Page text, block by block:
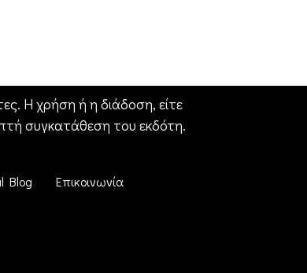
Η χρήση ή η διάδοση, είτε
συγκατάθεση του εκδότη.
Blog Επικοινωνία